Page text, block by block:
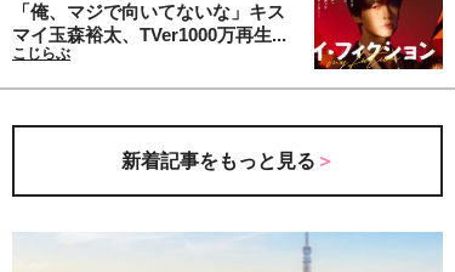
「俺、マジで向いてないな」キス
マイ玉森裕太、TVer1000万再生...
こじらぶ
新着記事をもっと見る